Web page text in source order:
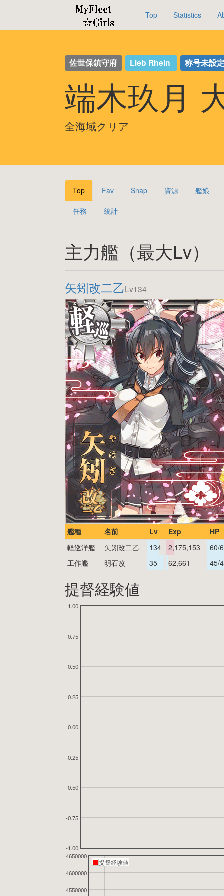
Top Statistics
佐世保鎮守府 Lieb Rhein 称号未設
端木玖月
全海域クリア
Top Fav Snap 資源 艦娘
任務 統計
主力艦（最大Lv）
矢矧改二乙Lv134
艦種 名前 Lv Exp
HP
軽巡洋艦
矢矧改二乙 134 2,175,153
60/
工作艦
明石改 35 62,661 45/
提督経験値
-1.00
-0.75
-0.50
-0.25
0.00
0.25
0.50
0.75
1.00
4550000
4600000
4650000
提督経験値